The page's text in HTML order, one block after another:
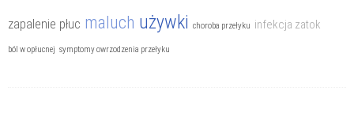
Choroby układu krążenia
Choroby układu moczowego
zapalenie płuc maluch używki choroba przełyku infekcja zatok
ból w opłucnej symptomy owrzodzenia przełyku